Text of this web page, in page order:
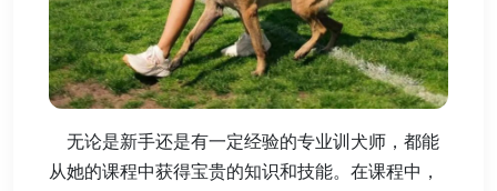
无论是新手还是有一定经验的专业训犬师，都能
从她的课程中获得宝贵的知识和技能。在课程中，